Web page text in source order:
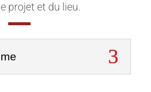
projet et du lieu.